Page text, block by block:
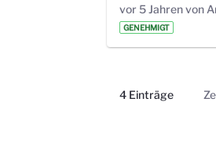
GENEHMIGT
4 EinträgePro Seite